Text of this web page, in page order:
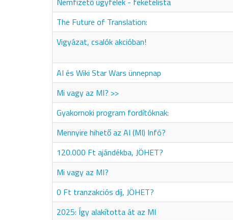
The Future of Translation:
Vigyázat, csalók akcióban!
AI és Wiki Star Wars ünnepnap
Mi vagy az MI? >>
Gyakornoki program fordítóknak:
Mennyire hihető az AI (MI) Infó?
120.000 Ft ajándékba, JÖHET?
Mi vagy az MI?
0 Ft tranzakciós díj, JÖHET?
2025: Így alakította át az MI